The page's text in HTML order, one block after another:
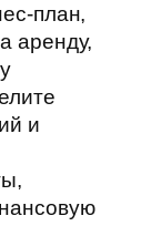
план,
аренду,
и